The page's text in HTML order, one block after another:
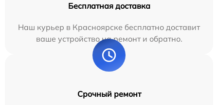
Бесплатная доставка
Наш курьер в Красноярске бесплатно доставит
ваше устройство на ремонт и обратно.
Срочный ремонт